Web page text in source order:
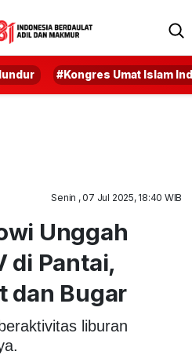
#Kongres Umat Islam
Senin , 07 Jul 2025, 18:40 WIB
Unggah
di Pantai,
dan Bugar
liburan